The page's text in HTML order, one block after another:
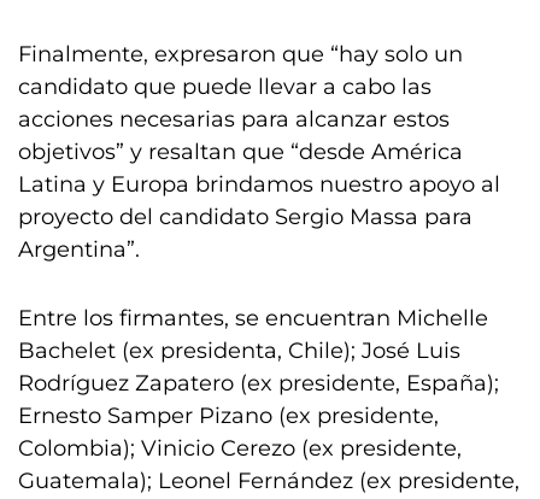
Finalmente, expresaron que “hay solo un
candidato que puede llevar a cabo las
acciones necesarias para alcanzar estos
objetivos” y resaltan que “desde América
Latina y Europa brindamos nuestro apoyo al
proyecto del candidato Sergio Massa para
Argentina”.
Entre los firmantes, se encuentran Michelle
Bachelet (ex presidenta, Chile); José Luis
Rodríguez Zapatero (ex presidente, España);
Ernesto Samper Pizano (ex presidente,
Colombia); Vinicio Cerezo (ex presidente,
Guatemala); Leonel Fernández (ex presidente,